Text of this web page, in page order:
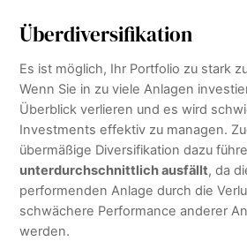
Überdiversifikation
Es ist möglich, Ihr Portfolio zu stark
Wenn Sie in zu viele Anlagen
Überblick verlieren und es wird
Investments effektiv zu managen.
übermäßige Diversifikation dazu
unterdurchschnittlich ausfällt, da
performenden Anlage durch die
schwächere Performance anderer
werden.